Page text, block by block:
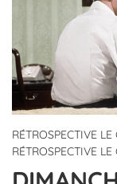
RÉTROSPECTIVE
RÉTROSPECTIVE